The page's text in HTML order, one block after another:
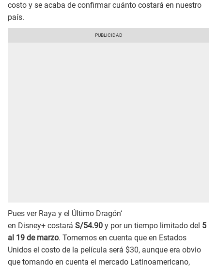
costo y se acaba de confirmar cuánto costará en nuestro
país.
Pues ver Raya y el Último Dragón‘
en Disney+ costará S/54.90 y por un tiempo limitado del 5
al 19 de marzo. Tomemos en cuenta que en Estados
Unidos el costo de la película será $30, aunque era obvio
que tomando en cuenta el mercado Latinoamericano,